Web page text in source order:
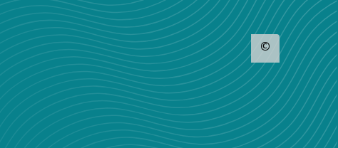
zum
Bild